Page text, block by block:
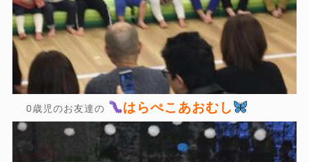
0歳児のお友達の はらぺこあおむし